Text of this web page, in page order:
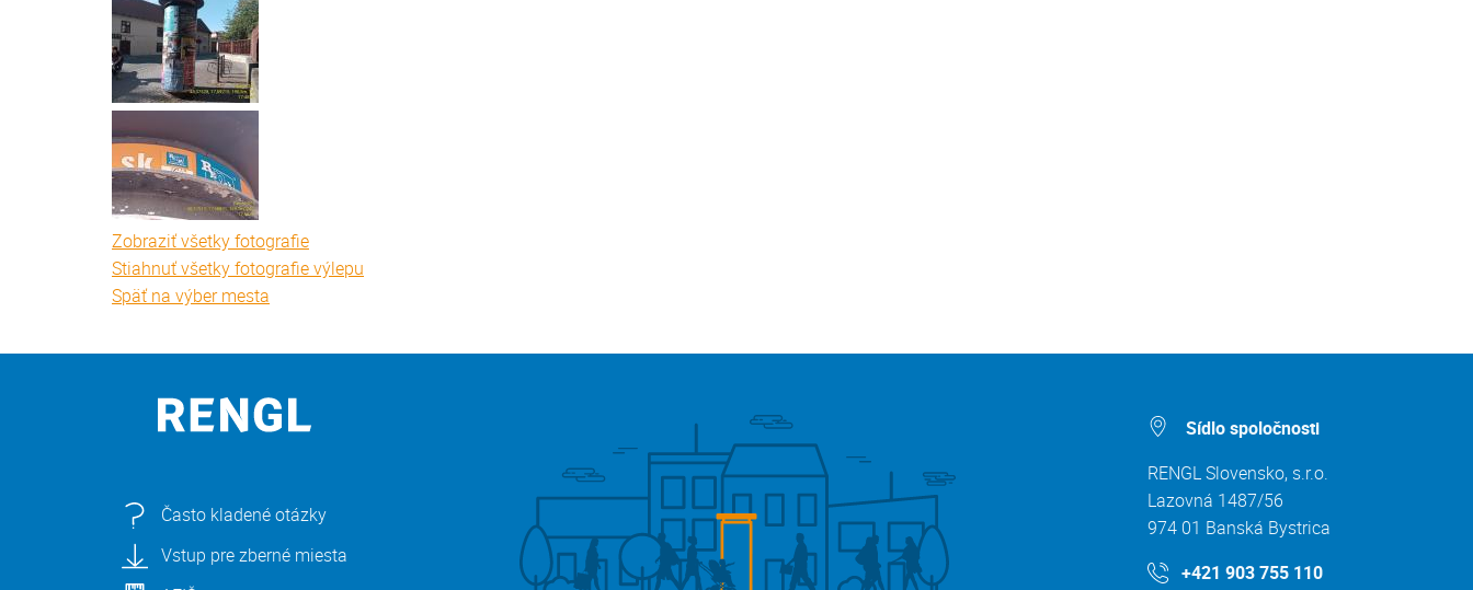
Zobraziť všetky fotografie
Stiahnuť všetky fotografie výlepu
Späť na výber mesta
Často kladené otázky
Vstup pre zberné miesta
Sídlo spoločnosti
RENGL Slovensko, s.r.o.
Lazovná 1487/56
974 01 Banská Bystrica
+421 903 755 110